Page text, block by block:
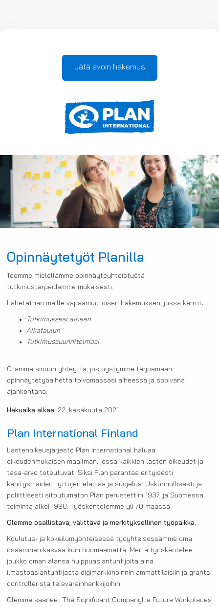
Jätä avoin hakemus
Opinnäytetyöt Planilla
Teemme mielellämme opinnäyteyhteistyötä
tutkimustarpeidemme mukaisesti.
Lähetäthän meille vapaamuotoisen hakemuksen, jossa kerrot:
Tutkimuksesi aiheen
Aikataulun
Tutkimussuunnitelmasi.
Otamme sinuun yhteyttä, jos pystymme tarjoamaan
opinnäytetyöaihetta toivomassasi aiheessa ja sopivana
ajankohtana.
Hakuaika alkaa: 22. kesäkuuta 2021
Plan International Finland
Lastenoikeusjärjestö Plan International haluaa
oikeudenmukaisen maailman, jossa kaikkien lasten oikeudet ja
tasa-arvo toteutuvat. Siksi Plan parantaa erityisesti
kehitysmaiden tyttöjen elämää ja suojelua. Uskonnollisesti ja
poliittisesti sitoutumaton Plan perustettiin 1937, ja Suomessa
toiminta alkoi 1998. Työskentelemme yli 70 maassa.
Olemme osallistava, välittävä ja merkityksellinen työpaikka.
Koulutus- ja kokeilumyönteisessä työyhteisössämme oma
osaaminen kasvaa kuin huomaamatta. Meillä työskentelee
joukko oman alansa huippuasiantuntijoita aina
ilmastoasiantuntijasta digimarkkinoinnin ammattilaisiin ja grants
controllerista televarainhankkijoihin.
Olemme saaneet The Siqnificant Companylta Future Workplaces